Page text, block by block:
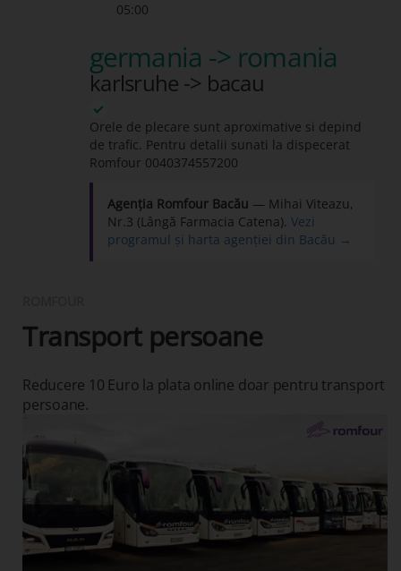
05:00
germania -> romania
karlsruhe -> bacau
Orele de plecare sunt aproximative si depind
de trafic. Pentru detalii sunati la dispecerat
Romfour 0040374557200
Agenția Romfour Bacău — Mihai Viteazu,
Nr.3 (Lângă Farmacia Catena). Vezi
programul și harta agenției din Bacău →
Transport persoane
Reducere 10 Euro la plata online doar pentru transport
persoane.